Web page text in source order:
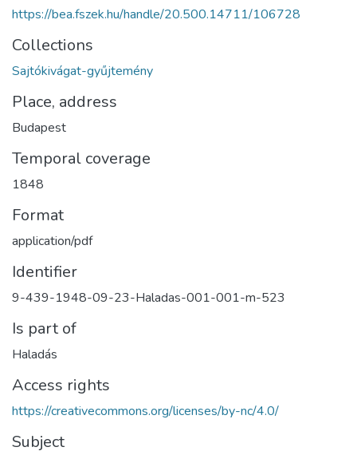
https://bea.fszek.hu/handle/20.500.14711/106728
Collections
Sajtókivágat-gyűjtemény
Place, address
Budapest
Temporal coverage
1848
Format
application/pdf
Identifier
9-439-1948-09-23-Haladas-001-001-m-523
Is part of
Haladás
Access rights
https://creativecommons.org/licenses/by-nc/4.0/
Subject